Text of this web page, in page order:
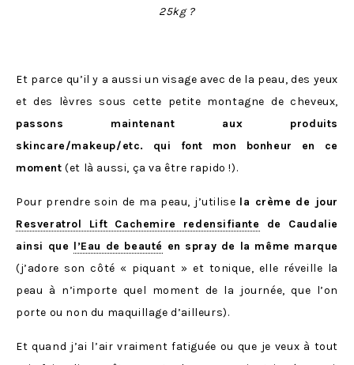
25kg ?
Et parce qu’il y a aussi un visage avec de la peau, des yeux
et des lèvres sous cette petite montagne de cheveux,
passons maintenant aux produits
skincare/makeup/etc. qui font mon bonheur en ce
moment (et là aussi, ça va être rapido !).
Pour prendre soin de ma peau, j’utilise la crème de jour
Resveratrol Lift Cachemire redensifiante de Caudalie
ainsi que l’Eau de beauté en spray de la même marque
(j’adore son côté « piquant » et tonique, elle réveille la
peau à n’importe quel moment de la journée, que l’on
porte ou non du maquillage d’ailleurs).
Et quand j’ai l’air vraiment fatiguée ou que je veux à tout